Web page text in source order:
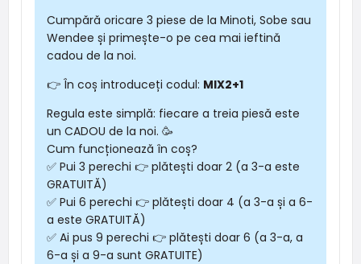
Cumpără oricare 3 piese de la Minoti, Sobe sau
Wendee și primește-o pe cea mai ieftină
cadou de la noi.
👉 În coș introduceți codul: MIX2+1
Regula este simplă: fiecare a treia piesă este
un CADOU de la noi. 🥳
Cum funcționează în coș?
✅ Pui 3 perechi 👉 plătești doar 2 (a 3-a este
GRATUITĂ)
✅ Pui 6 perechi 👉 plătești doar 4 (a 3-a și a 6-
a este GRATUITĂ)
✅ Ai pus 9 perechi 👉 plătești doar 6 (a 3-a, a
6-a și a 9-a sunt GRATUITE)